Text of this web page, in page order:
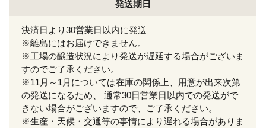
発送期日
決済日より30営業日以内に発送
※離島にはお届けできません。
※工場の醸造状況により発送が遅延する場合がございま
すのでご了承ください。
※11月～1月については在庫の関係上、用意が出来次第
の発送になるため、 通常30日営業日以内での発送がで
きない場合がございますので、ご了承ください。
※生産・天候・交通等の事情により遅れる場合がありま